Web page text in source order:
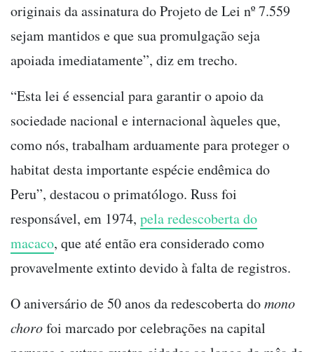
originais da assinatura do Projeto de Lei nº 7.559
sejam mantidos e que sua promulgação seja
apoiada imediatamente”, diz em trecho.
“Esta lei é essencial para garantir o apoio da
sociedade nacional e internacional àqueles que,
como nós, trabalham arduamente para proteger o
habitat desta importante espécie endêmica do
Peru”, destacou o primatólogo. Russ foi
responsável, em 1974, pela redescoberta do
macaco, que até então era considerado como
provavelmente extinto devido à falta de registros.
O aniversário de 50 anos da redescoberta domono
chorofoi marcado por celebrações na capital